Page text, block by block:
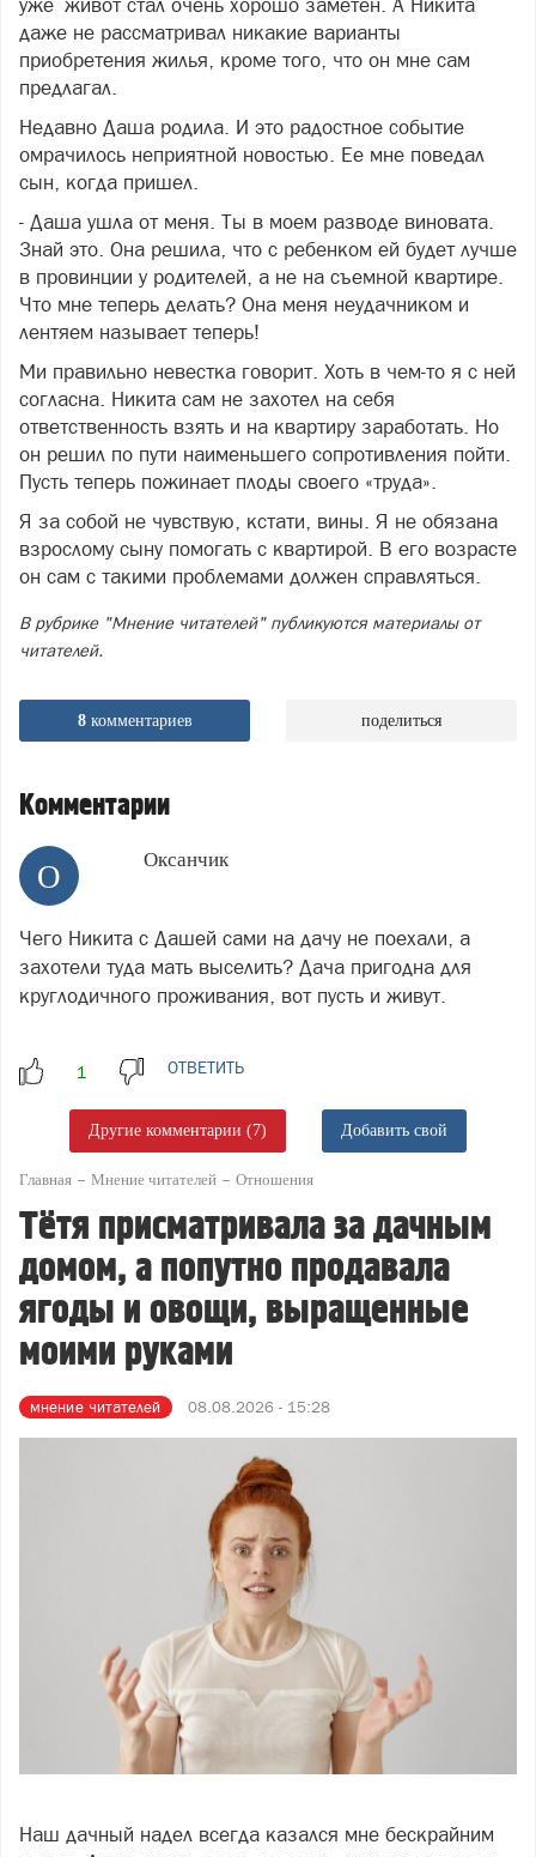
уже живот стал очень хорошо заметен. А Никита
даже не рассматривал никакие варианты
приобретения жилья, кроме того, что он мне сам
предлагал.
Недавно Даша родила. И это радостное событие
омрачилось неприятной новостью. Ее мне поведал
сын, когда пришел.
- Даша ушла от меня. Ты в моем разводе виновата.
Знай это. Она решила, что с ребенком ей будет лучше
в провинции у родителей, а не на съемной квартире.
Что мне теперь делать? Она меня неудачником и
лентяем называет теперь!
Ми правильно невестка говорит. Хоть в чем-то я с ней
согласна. Никита сам не захотел на себя
ответственность взять и на квартиру заработать. Но
он решил по пути наименьшего сопротивления пойти.
Пусть теперь пожинает плоды своего «труда».
Я за собой не чувствую, кстати, вины. Я не обязана
взрослому сыну помогать с квартирой. В его возрасте
он сам с такими проблемами должен справляться.
В рубрике "Мнение читателей" публикуются материалы от
читателей.
8комментариев поделиться
Комментарии
О Оксанчик
Чего Никита с Дашей сами на дачу не поехали, а
захотели туда мать выселить? Дача пригодна для
круглодичного проживания, вот пусть и живут.
ОТВЕТИТЬ
Другие комментарии (7) Добавить свой
Главная Мнение читателей Отношения
Тётя присматривала за дачным
домом, а попутно продавала
ягоды и овощи, выращенные
моими руками
мнение читателей 08.08.2026 - 15:28
Фото freepik.com
Наш дачный надел всегда казался мне бескрайним